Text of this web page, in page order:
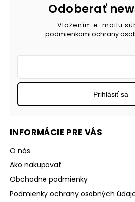
INFORMÁCIE PRE VÁS
O nás
Ako nakupovať
Obchodné podmienky
Podmienky ochrany osobných
Odoberať
Vložením e-mailu
podmienkami ochrany
Prihlásiť sa